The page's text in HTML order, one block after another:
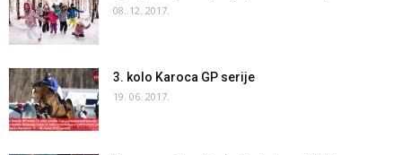
08. 12. 2017.
3. kolo Karoca GP serije
19. 06. 2017.